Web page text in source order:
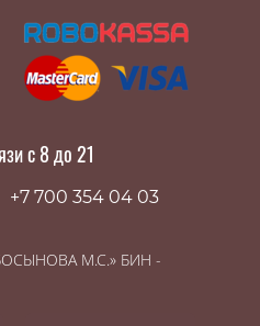
с 8 до 21
+7 700 354 04 03
М.С.» БИН -